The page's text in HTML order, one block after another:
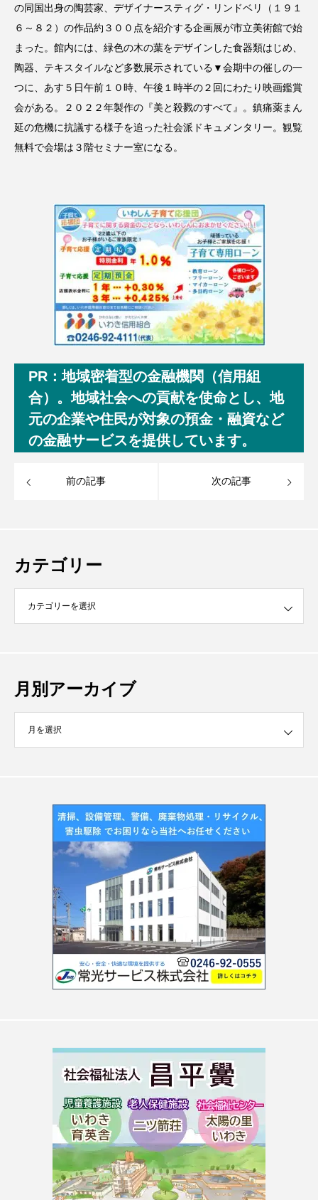
の同国出身の陶芸家、デザイナースティグ・リンドベリ（１９１
６～８２）の作品約３００点を紹介する企画展が市立美術館で始
まった。館内には、緑色の木の葉をデザインした食器類はじめ、
陶器、テキスタイルなど多数展示されている▼会期中の催しの一
つに、あす５日午前１０時、午後１時半の２回にわたり映画鑑賞
会がある。２０２２年製作の『美と殺戮のすべて』。鎮痛薬まん
延の危機に抗議する様子を追った社会派ドキュメンタリー。観覧
無料で会場は３階セミナー室になる。
PR：地域密着型の金融機関（信用組
合）。地域社会への貢献を使命とし、地
元の企業や住民が対象の預金・融資など
の金融サービスを提供しています。
前の記事 次の記事
カテゴリー
月別アーカイブ